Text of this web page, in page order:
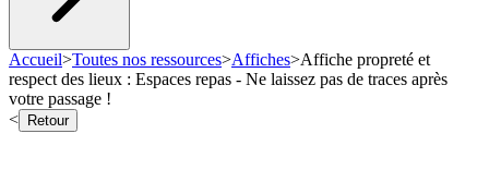
Accueil>Toutes nos ressources>Affiches>Affiche propreté et
respect des lieux : Espaces repas - Ne laissez pas de traces après
votre passage !
<
Retour